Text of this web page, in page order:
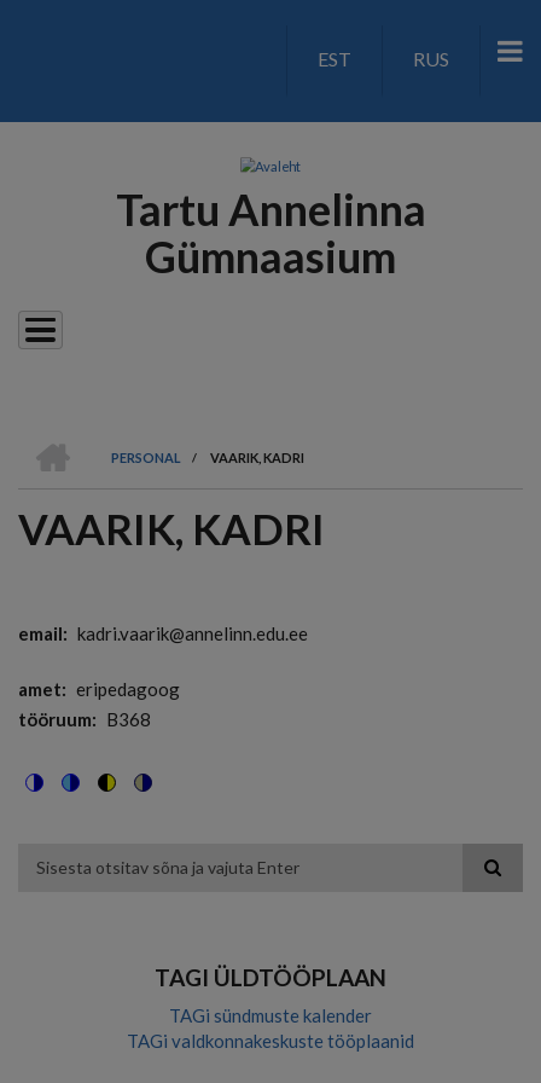
LANGUAGE
EST RUS
Tartu Annelinna
Gümnaasium
LEIVAPURU
PERSONAL
/ VAARIK, KADRI
VAARIK, KADRI
email kadri.vaarik@annelinn.edu.ee
amet
eripedagoog
tööruum
B368
color
high
soft
theme
TAGI ÜLDTÖÖPLAAN
TAGi sündmuste kalender
TAGi valdkonnakeskuste tööplaanid